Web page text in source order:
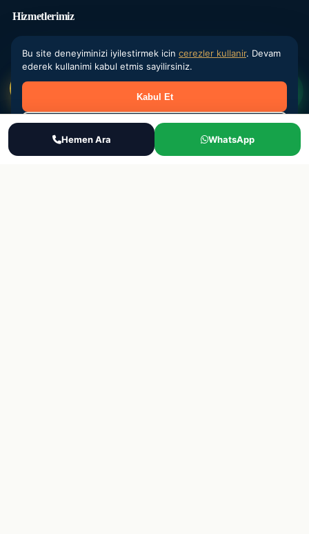
Hizmetlerimiz
Yevmiyeci Personel
Maasli Personel
Outsourcing
IK Danismanlik
Ara Teklif Al
Bu site deneyiminizi iyilestirmek icin cerezler kullanir. Devam
ederek kullanimi kabul etmis sayilirsiniz.
Kabul Et
Reddet
Hemen Ara WhatsApp